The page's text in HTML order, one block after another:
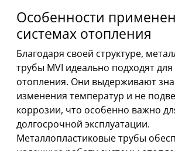
Особенности
системах отопления
Благодаря своей структуре,
трубы MVI идеально подходят для
отопления. Они выдерживают
изменения температур и не
коррозии, что особенно важно
долгосрочной эксплуатации.
Металлопластиковые трубы